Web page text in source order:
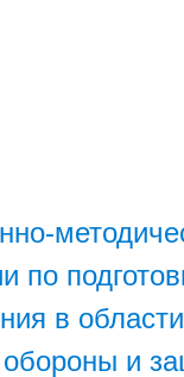
по
в области
обороны и